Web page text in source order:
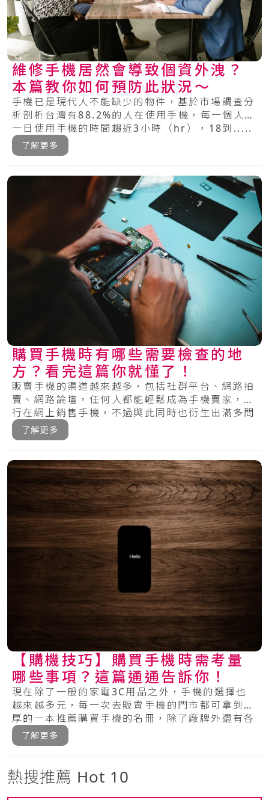
維修手機居然會導致個資外洩？
本篇教你如何預防此狀況～
手機已是現代人不能缺少的物件，基於市場調查分
析剖析台灣有88.2%的人在使用手機，每一個人每
一日使用手機的時間趨近3小時（hr），18到.....
了解更多
購買手機時有哪些需要檢查的地
方？看完這篇你就懂了！
販賣手機的渠道越來越多，包括社群平台、網路拍
賣、網路論壇，任何人都能輕鬆成為手機賣家，自
行在網上銷售手機，不過與此同時也衍生出滿多問
題，.....
了解更多
【購機技巧】購買手機時需考量
哪些事項？這篇通通告訴你！
現在除了一般的家電3C用品之外，手機的選擇也
越來越多元，每一次去販賣手機的門市都可拿到厚
厚的一本推薦購買手機的名冊，除了廠牌外還有各
種的.....
了解更多
熱搜推薦 Hot 10